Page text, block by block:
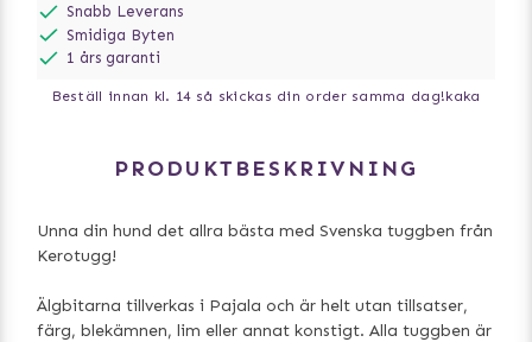
Snabb Leverans
Smidiga Byten
1 års garanti
Beställ innan kl. 14 så skickas din order samma dag!kaka
PRODUKTBESKRIVNING
Unna din hund det allra bästa med Svenska tuggben från
Kerotugg!
Älgbitarna tillverkas i Pajala och är helt utan tillsatser,
färg, blekämnen, lim eller annat konstigt. Alla tuggben är